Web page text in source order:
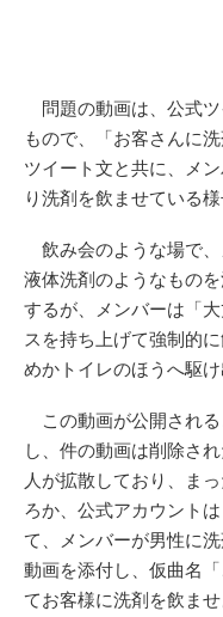
問題の動画は、公式ツ
もので、「お客さんに
ツイート文と共に、メ
り洗剤を飲ませている様
飲み会のような場で、
液体洗剤のようなもの
するが、メンバーは「
スを持ち上げて強制的
めかトイレのほうへ駆け
この動画が公開される
し、件の動画は削除さ
人が拡散しており、ま
ろか、公式アカウント
て、メンバーが男性に
動画を添付し、仮曲名
てお客様に洗剤を飲ま